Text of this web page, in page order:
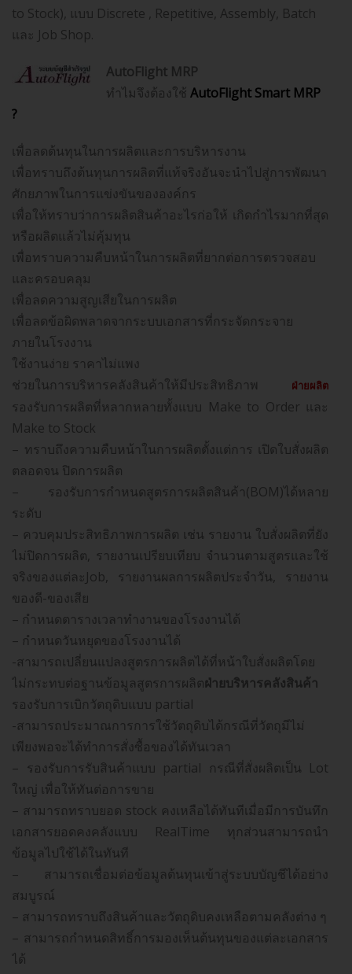
to Stock), แบบ Discrete , Repetitive, Assembly, Batch
และ Job Shop.
AutoFlight MRP
ทำไมจึงต้องใช้ AutoFlight Smart MRP
?
เพื่อลดต้นทุนในการผลิตและการบริหารงาน
เพื่อทราบถึงต้นทุนการผลิตที่แท้จริงอันจะนำไปสู่การพัฒนา
ศักยภาพในการแข่งขันขององค์กร
เพื่อให้ทราบว่าการผลิตสินค้าอะไรก่อให้ เกิดกำไรมากที่สุด
หรือผลิตแล้วไม่คุ้มทุน
เพื่อทราบความคืบหน้าในการผลิตที่ยากต่อการตรวจสอบ
และครอบคลุม
เพื่อลดความสูญเสียในการผลิต
เพื่อลดข้อผิดพลาดจากระบบเอกสารที่กระจัดกระจาย
ภายในโรงงาน
ใช้งานง่าย ราคาไม่แพง
ช่วยในการบริหารคลังสินค้าให้มีประสิทธิภาพ
ฝ่ายผลิต
รองรับการผลิตที่หลากหลายทั้งแบบ Make to Order และ
Make to Stock
– ทราบถึงความคืบหน้าในการผลิตตั้งแต่การ เปิดใบสั่งผลิต
ตลอดจน ปิดการผลิต
– รองรับการกำหนดสูตรการผลิตสินค้า(BOM)ได้หลาย
ระดับ
– ควบคุมประสิทธิภาพการผลิต เช่น รายงาน ใบสั่งผลิตที่ยัง
ไม่ปิดการผลิต, รายงานเปรียบเทียบ จำนวนตามสูตรและใช้
จริงของแต่ละJob, รายงานผลการผลิตประจำวัน, รายงาน
ของดี-ของเสีย
– กำหนดตารางเวลาทำงานของโรงงานได้
– กำหนดวันหยุดของโรงงานได้
-สามารถเปลี่ยนแปลงสูตรการผลิตได้ที่หน้าใบสั่งผลิตโดย
ไม่กระทบต่อฐานข้อมูลสูตรการผลิตฝ่ายบริหารคลังสินค้า
รองรับการเบิกวัตถุดิบแบบ partial
-สามารถประมาณการการใช้วัตถุดิบได้กรณีที่วัตถุมีไม่
เพียงพอจะได้ทำการสั่งซื้อของได้ทันเวลา
– รองรับการรับสินค้าแบบ partial กรณีที่สั่งผลิตเป็น Lot
ใหญ่ เพื่อให้ทันต่อการขาย
– สามารถทราบยอด stock คงเหลือได้ทันทีเมื่อมีการบันทึก
เอกสารยอดคงคลังแบบ RealTime ทุกส่วนสามารถนำ
ข้อมูลไปใช้ได้ในทันที
– สามารถเชื่อมต่อข้อมูลต้นทุนเข้าสู่ระบบบัญชีได้อย่าง
สมบูรณ์
– สามารถทราบถึงสินค้าและวัตถุดิบคงเหลือตามคลังต่าง ๆ
– สามารถกำหนดสิทธิ์การมองเห็นต้นทุนของแต่ละเอกสาร
ได้